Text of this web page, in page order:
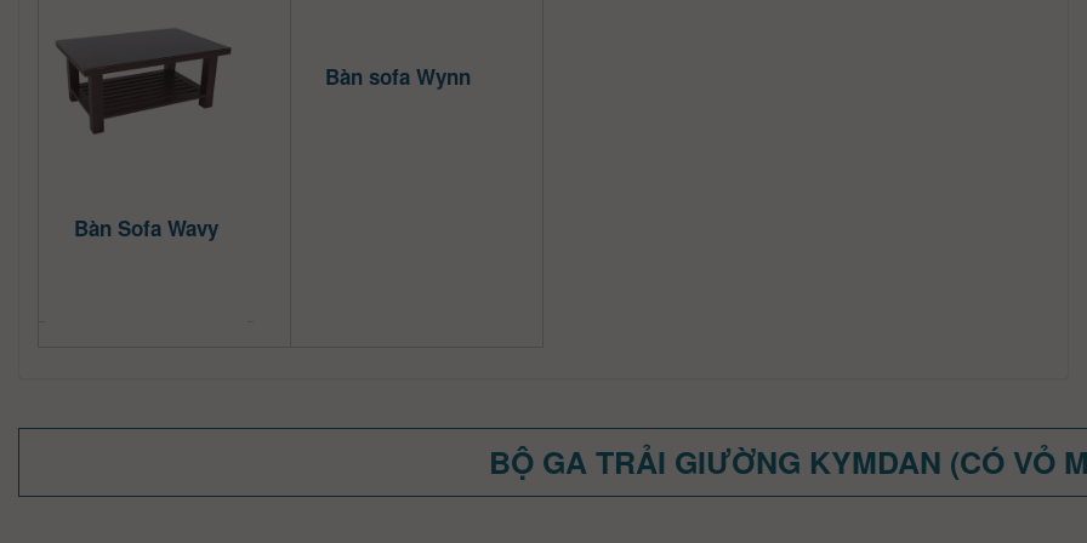
Bàn Sofa Wavy
Bàn sofa Wynn
BỘ GA TRẢI GIƯỜNG KYMDAN (CÓ VỎ